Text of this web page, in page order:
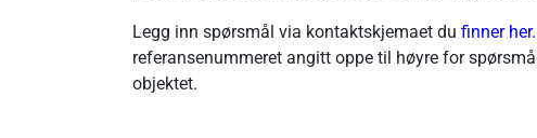
Legg inn spørsmål via kontaktskjemaet du finner her.
referansenummeret angitt oppe til høyre for
objektet.